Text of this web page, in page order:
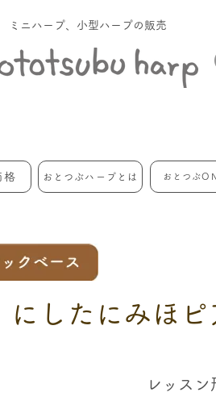
ミニハープ、小型ハープの販売
格 おとつぶハープとは おとつぶ
にしたにみほ
レッス